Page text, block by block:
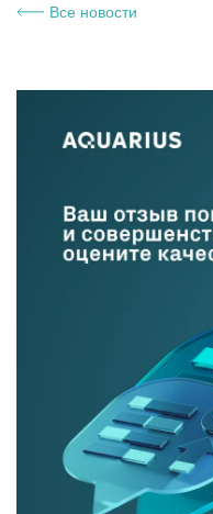
Все новости